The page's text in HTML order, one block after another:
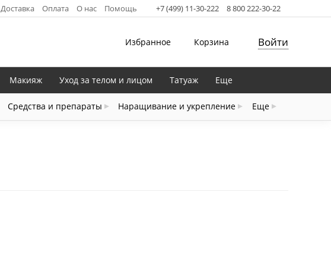
Доставка Оплата О нас Помощь +7 (499) 11-30-222 8 800 222-30-22
Избранное Корзина Войти
Средства и препараты Наращивание и укрепление Еще
Макияж Уход за телом и лицом Татуаж Еще